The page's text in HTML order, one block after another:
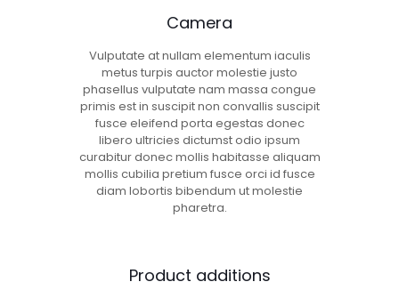
Camera
Vulputate at nullam elementum iaculis
metus turpis auctor molestie justo
phasellus vulputate nam massa congue
primis est in suscipit non convallis suscipit
fusce eleifend porta egestas donec
libero ultricies dictumst odio ipsum
curabitur donec mollis habitasse aliquam
mollis cubilia pretium fusce orci id fusce
diam lobortis bibendum ut molestie
pharetra.
Product additions